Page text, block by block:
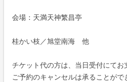
会場：天満天神繁昌亭
桂かい枝／旭堂南海 他
チケット代の方は、当日受付にてお
ご予約のキャンセルは承ることがで